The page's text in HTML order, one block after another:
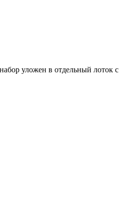
уложен в отдельный лоток с